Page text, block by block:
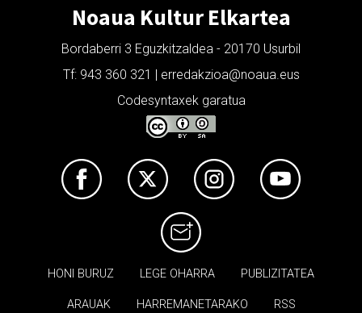
Noaua Kultur Elkartea
Bordaberri 3 Eguzkitzaldea - 20170 Usurbil
Tf: 943 360 321 | erredakzioa@noaua.eus
Codesyntaxek garatua
HONI BURUZ LEGE OHARRA PUBLIZITATEA
ARAUAK HARREMANETARAKO RSS